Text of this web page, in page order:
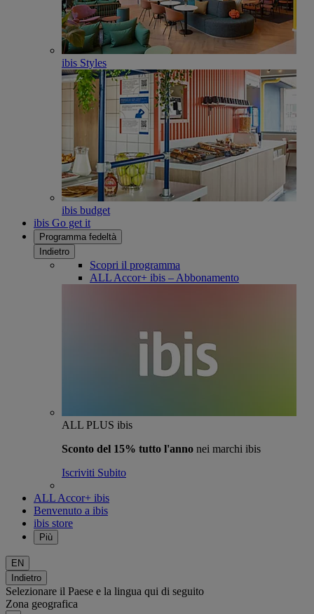
ibis Styles
ibis budget
ibis Go get it
Programma fedeltà
Indietro
Scopri il programma
ALL Accor+ ibis – Abbonamento
ALL PLUS ibis
Sconto del 15% tutto l'anno nei marchi ibis
Iscriviti Subito
ALL Accor+ ibis
Benvenuto a ibis
ibis store
Più
EN
Indietro
Selezionare il Paese e la lingua qui di seguito
Zona geografica